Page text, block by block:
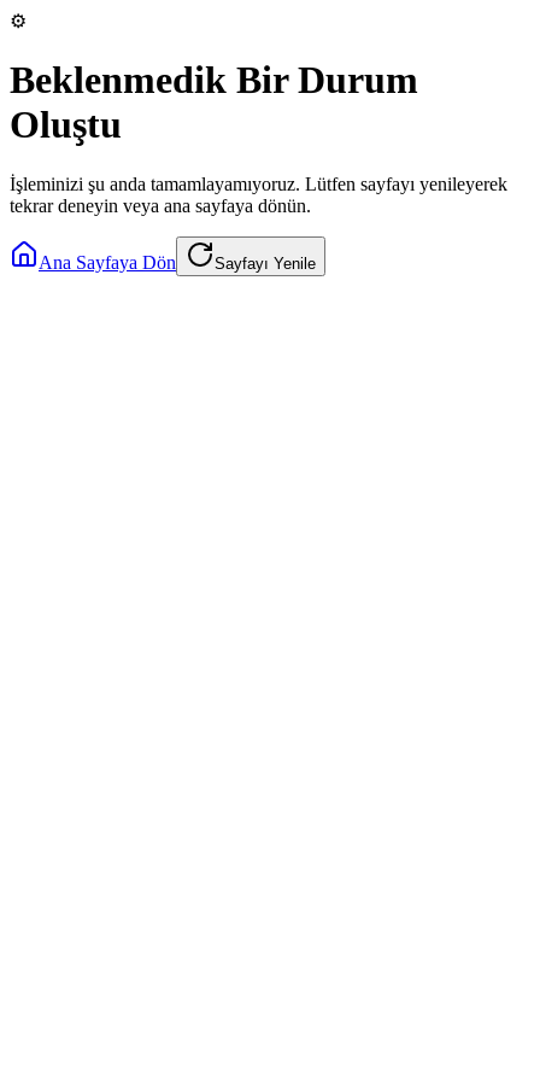
⚙️
Beklenmedik Bir Durum
Oluştu
İşleminizi şu anda tamamlayamıyoruz. Lütfen sayfayı yenileyerek
tekrar deneyin veya ana sayfaya dönün.
Ana Sayfaya Dön Sayfayı Yenile